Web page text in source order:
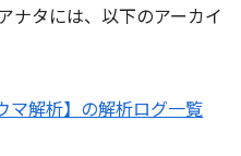
ナタには、以下のアーカイ
マ解析】の解析ログ一覧